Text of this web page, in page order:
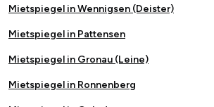
Mietspiegel in Wennigsen (Deister)
Mietspiegel in Pattensen
Mietspiegel in Gronau (Leine)
Mietspiegel in Ronnenberg